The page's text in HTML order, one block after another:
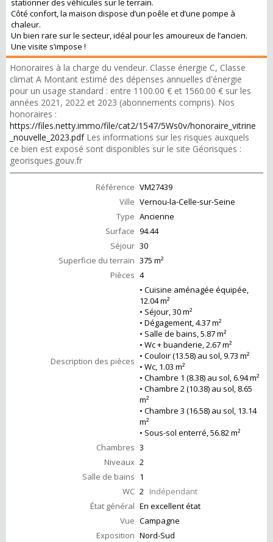
stationner des véhicules sur le terrain.
Côté confort, la maison dispose d’un poêle et d’une pompe à
chaleur.
Un bien rare sur le secteur, idéal pour les amoureux de l’ancien.
Une visite s’impose !
Honoraires à la charge du vendeur. Classe énergie C, Classe
climat A Montant estimé des dépenses annuelles d'énergie
pour un usage standard : entre 1100.00 € et 1560.00 € sur les
années 2021, 2022 et 2023 (abonnements compris). Nos
honoraires :
https://files.netty.immo/file/cat2/1547/5Ws0v/honoraire_vitrine
_nouvelle_2023.pdfLes informations sur les risques auxquels
ce bien est exposé sont disponibles sur le site Géorisques :
georisques.gouv.fr
Référence VM27439
Ville Vernou-la-Celle-sur-Seine
Type Ancienne
Surface 94.44
Séjour 30
Superficie du terrain 375 m²
Pièces 4
Description des pièces
• Cuisine aménagée équipée,
12.04 m²
• Séjour, 30 m²
• Dégagement, 4.37 m²
• Salle de bains, 5.87 m²
• Wc + buanderie, 2.67 m²
• Couloir (13.58) au sol, 9.73 m²
• Wc, 1.03 m²
• Chambre 1 (8.38) au sol, 6.94 m²
• Chambre 2 (10.38) au sol, 8.65
m²
• Chambre 3 (16.58) au sol, 13.14
m²
• Sous-sol enterré, 56.82 m²
Chambres 3
Niveaux 2
Salle de bains 1
WC 2 Indépendant
État général En excellent état
Vue Campagne
Exposition Nord-Sud